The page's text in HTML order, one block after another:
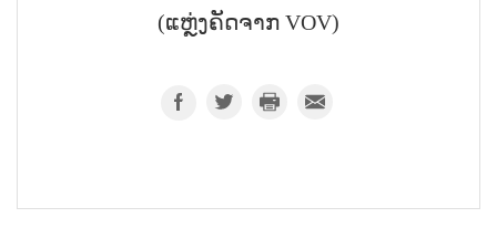
(ແຫຼ່ງຄັດຈາກ VOV)